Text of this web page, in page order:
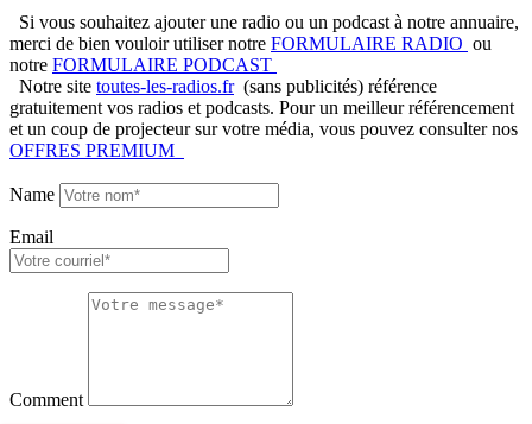
Si vous souhaitez ajouter une radio ou un podcast à notre annuaire,
merci de bien vouloir utiliser notre FORMULAIRE RADIO ou
notre FORMULAIRE PODCAST
Notre site toutes-les-radios.fr(sans publicités) référence
gratuitement vos radios et podcasts. Pour un meilleur référencement
et un coup de projecteur sur votre média, vous pouvez consulter nos
OFFRES PREMIUM
Name
Email
Comment